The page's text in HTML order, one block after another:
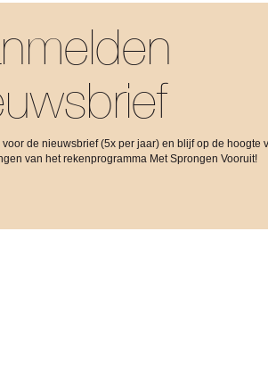
voor de nieuwsbrief (5x per jaar) en blijf op de hoogte
van het rekenprogramma Met Sprongen Vooruit!